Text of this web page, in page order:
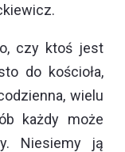
czy ktoś jest
do kościoła,
wielu
każdy może
Niesiemy ją